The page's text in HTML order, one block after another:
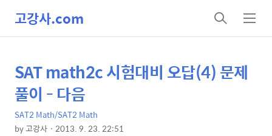
고강사.com
검
색
메
뉴
상
세
컨
텐
본
문
제
목
SAT math2c 시험대비 오답(4) 문제
풀이 - 다음
SAT2 Math/SAT2 Math
by고강사 2013. 9. 23. 22:51